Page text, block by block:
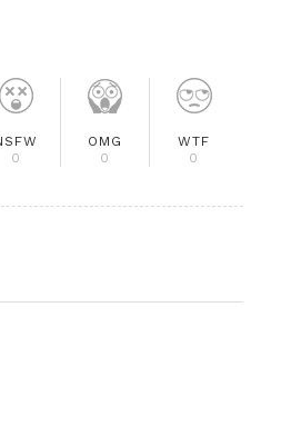
0
OMG
0
WTF
0